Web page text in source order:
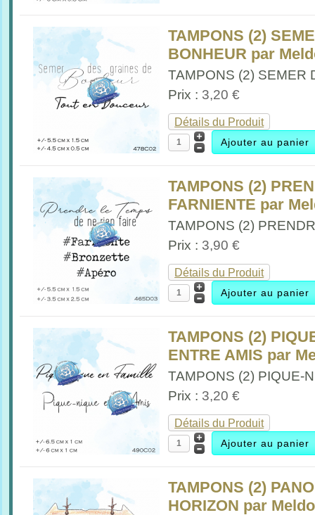
TAMPONS (2)
BONHEUR par
TAMPONS (2) SEMER
Prix : 3,20 €
Détails du Produit
TAMPONS (2)
FARNIENTE par
TAMPONS (2)
Prix : 3,90 €
Détails du Produit
TAMPONS (2)
ENTRE AMIS par
TAMPONS (2) PIQUE-
Prix : 3,20 €
Détails du Produit
TAMPONS (2)
HORIZON par